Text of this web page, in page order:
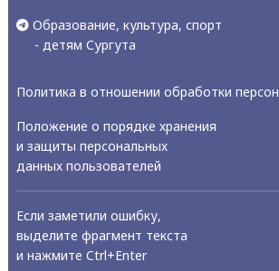
Образование, культура, спорт
- детям Сургута
Политика в отношении обработки
Положение о порядке хранения
и защиты персональных
данных пользователей
Если заметили ошибку,
выделите фрагмент текста
и нажмите Ctrl+Enter